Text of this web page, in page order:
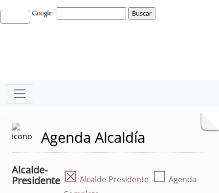
Agenda Alcaldía
Alcalde-
Presidente ☒ Alcalde-Presidente ☐ Agenda